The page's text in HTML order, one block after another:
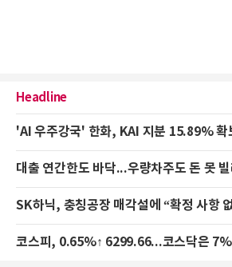
Headline
'AI 우주강국' 한화, KAI 지분 15.89% 확
대출 연간한도 바닥...우량차주도 돈 못 빌
SK하닉, 충칭공장 매각설에 “확정 사항
코스피, 0.65%↑ 6299.66...코스닥은